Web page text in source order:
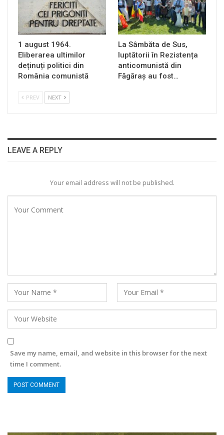
1 august 1964.
Eliberarea ultimilor
deținuți politici din
România comunistă
La Sâmbăta de Sus,
luptătorii în Rezistența
anticomunistă din
Făgăraș au fost…
PREV NEXT
LEAVE A REPLY
Your email address will not be published.
Save my name, email, and website in this browser for the next
time I comment.